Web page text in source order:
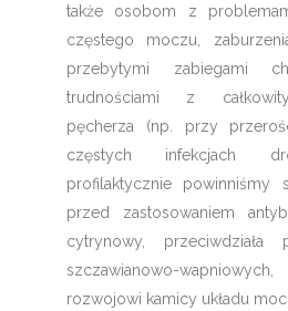
także osobom z
częstego moczu,
przebytymi zabiegami
trudnościami z
pęcherza (np. przy
częstych infekcjach
profilaktycznie powinniśmy
przed zastosowaniem
cytrynowy, przeciwdziała
szczawianowo-
rozwojowi kamicy układu